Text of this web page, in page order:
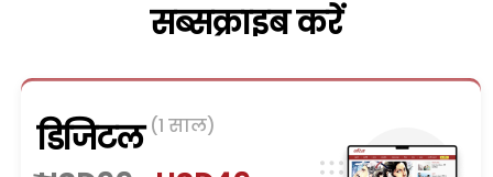
सब्सक्राइब करें
डिजिटल (1 साल)